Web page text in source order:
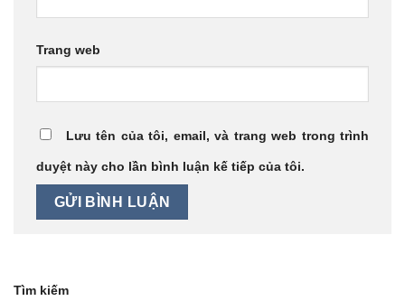
Trang web
Lưu tên của tôi, email, và trang web trong trình
duyệt này cho lần bình luận kế tiếp của tôi.
Tìm kiếm